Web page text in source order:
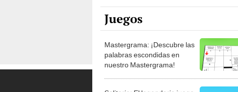
Juegos
Mastergrama: ¡Descubre las
palabras escondidas en
nuestro Mastergrama!